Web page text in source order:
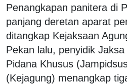
Penangkapan panitera di
panjang deretan aparat
ditangkap Kejaksaan
Pekan lalu, penyidik
Pidana Khusus
(Kejagung) menangkap